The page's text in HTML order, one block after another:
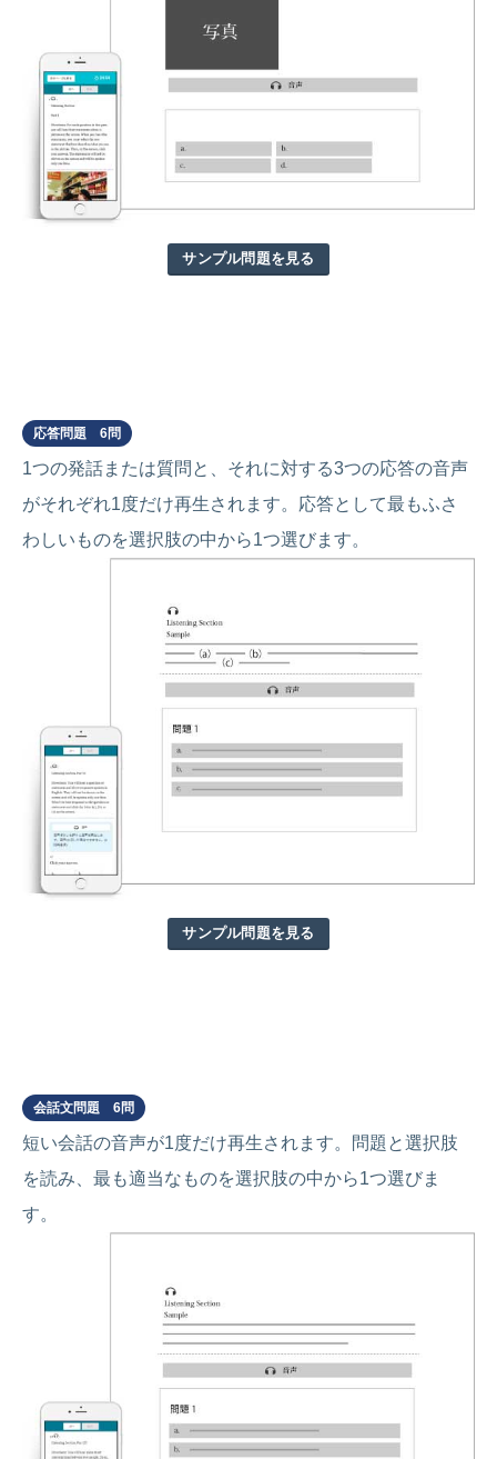
サンプル問題を見る
応答問題 6問
1つの発話または質問と、それに対する3つの応答の音声
がそれぞれ1度だけ再生されます。応答として最もふさ
わしいものを選択肢の中から1つ選びます。
サンプル問題を見る
会話文問題 6問
短い会話の音声が1度だけ再生されます。問題と選択肢
を読み、最も適当なものを選択肢の中から1つ選びま
す。